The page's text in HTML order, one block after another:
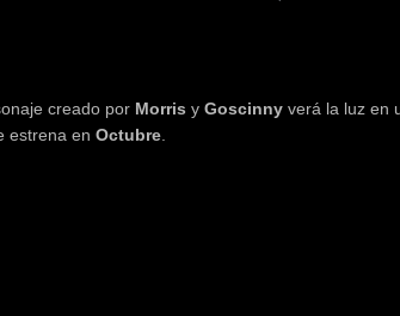
creado por Morris y Goscinny verá la luz en
estrena en Octubre.